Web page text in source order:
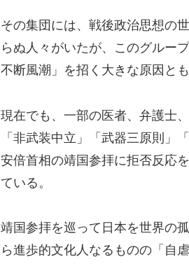
その集団には、戦後政治思想の
らぬ人々がいたが、このグルー
不断風潮」を招く大きな原因とも
現在でも、一部の医者、弁護士
「非武装中立」「武器三原則」
安倍首相の靖国参拝に拒否反応
ている。
靖国参拝を巡って日本を世界の
ら進歩的文化人なるものの「自